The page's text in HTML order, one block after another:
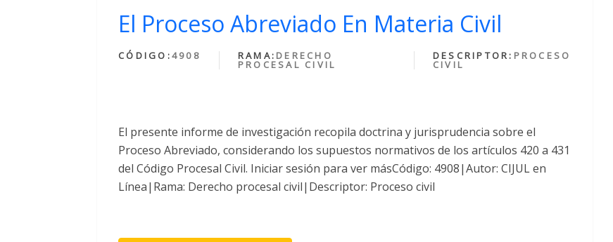
El Proceso Abreviado En Materia Civil
CÓDIGO:4908 RAMA: DERECHO
PROCESAL CIVIL
DESCRIPTOR: PROCESO
CIVIL
El presente informe de investigación recopila doctrina y jurisprudencia sobre el
Proceso Abreviado, considerando los supuestos normativos de los artículos 420 a 431
del Código Procesal Civil. Iniciar sesión para ver másCódigo: 4908|Autor: CIJUL en
Línea|Rama: Derecho procesal civil|Descriptor: Proceso civil